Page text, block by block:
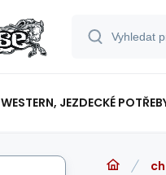
WESTERN, JEZDECKÉ